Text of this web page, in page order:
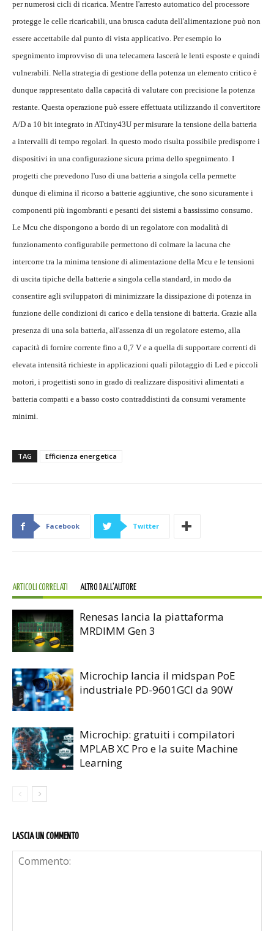
per numerosi cicli di ricarica. Mentre l'arresto automatico del processore
protegge le celle ricaricabili, una brusca caduta dell'alimentazione può non
essere accettabile dal punto di vista applicativo. Per esempio lo
spegnimento improvviso di una telecamera lascerà le lenti esposte e quindi
vulnerabili. Nella strategia di gestione della potenza un elemento critico è
dunque rappresentato dalla capacità di valutare con precisione la potenza
restante. Questa operazione può essere effettuata utilizzando il convertitore
A/D a 10 bit integrato in ATtiny43U per misurare la tensione della batteria
a intervalli di tempo regolari. In questo modo risulta possibile predisporre i
dispositivi in una configurazione sicura prima dello spegnimento. I
progetti che prevedono l'uso di una batteria a singola cella permette
dunque di elimina il ricorso a batterie aggiuntive, che sono sicuramente i
componenti più ingombranti e pesanti dei sistemi a bassissimo consumo.
Le Mcu che dispongono a bordo di un regolatore con modalità di
funzionamento configurabile permettono di colmare la lacuna che
intercorre tra la minima tensione di alimentazione della Mcu e le tensioni
di uscita tipiche della batterie a singola cella standard, in modo da
consentire agli sviluppatori di minimizzare la dissipazione di potenza in
funzione delle condizioni di carico e della tensione di batteria. Grazie alla
presenza di una sola batteria, all'assenza di un regolatore esterno, alla
capacità di fornire corrente fino a 0,7 V e a quella di supportare correnti di
elevata intensità richieste in applicazioni quali pilotaggio di Led e piccoli
motori, i progettisti sono in grado di realizzare dispositivi alimentati a
batteria compatti e a basso costo contraddistinti da consumi veramente
minimi.
TAG Efficienza energetica
Facebook Twitter
ARTICOLI CORRELATI ALTRO DALL'AUTORE
Renesas lancia la piattaforma
MRDIMM Gen 3
Microchip lancia il midspan PoE
industriale PD-9601GCI da 90W
Microchip: gratuiti i compilatori
MPLAB XC Pro e la suite Machine
Learning
LASCIA UN COMMENTO